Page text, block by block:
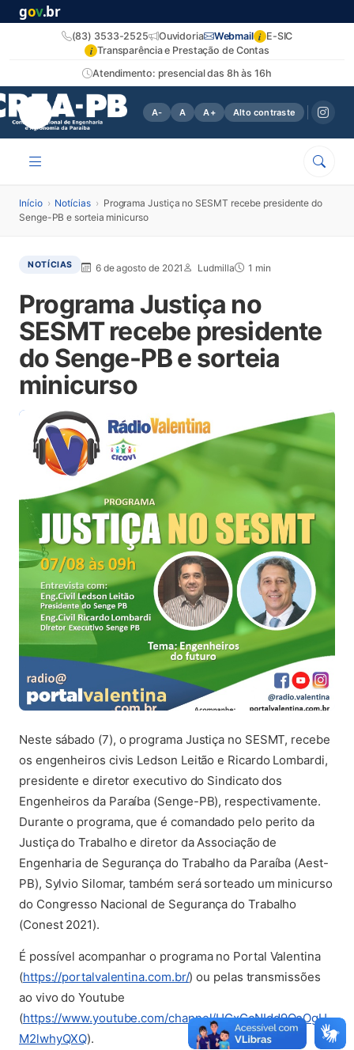
gov.br
Atendimento: presencial das 8h às 16h
(83) 3533-2525 Ouvidoria Webmail i E-SIC
i Transparência e Prestação de Contas
A- A A+ Alto contraste
Início › Notícias › Programa Justiça no SESMT recebe presidente do
Senge-PB e sorteia minicurso
NOTÍCIAS 6 de agosto de 2021 Ludmilla 1 min
Programa Justiça no
SESMT recebe presidente
do Senge-PB e sorteia
minicurso
Neste sábado (7), o programa Justiça no SESMT, recebe
os engenheiros civis Ledson Leitão e Ricardo Lombardi,
presidente e diretor executivo do Sindicato dos
Engenheiros da Paraíba (Senge-PB), respectivamente.
Durante o programa, que é comandado pelo perito da
Justiça do Trabalho e diretor da Associação de
Engenharia de Segurança do Trabalho da Paraíba (Aest-
PB), Sylvio Silomar, também será sorteado um minicurso
do Congresso Nacional de Segurança do Trabalho
(Conest 2021).
É possível acompanhar o programa no Portal Valentina
(https://portalvalentina.com.br/(abre em nova aba)
) ou pelas transmissões
ao vivo do Youtube
(https://www.youtube.com/channel/UCxGcNIdd9QoOgH
M2lwhyQXQ(abre em nova aba)
).